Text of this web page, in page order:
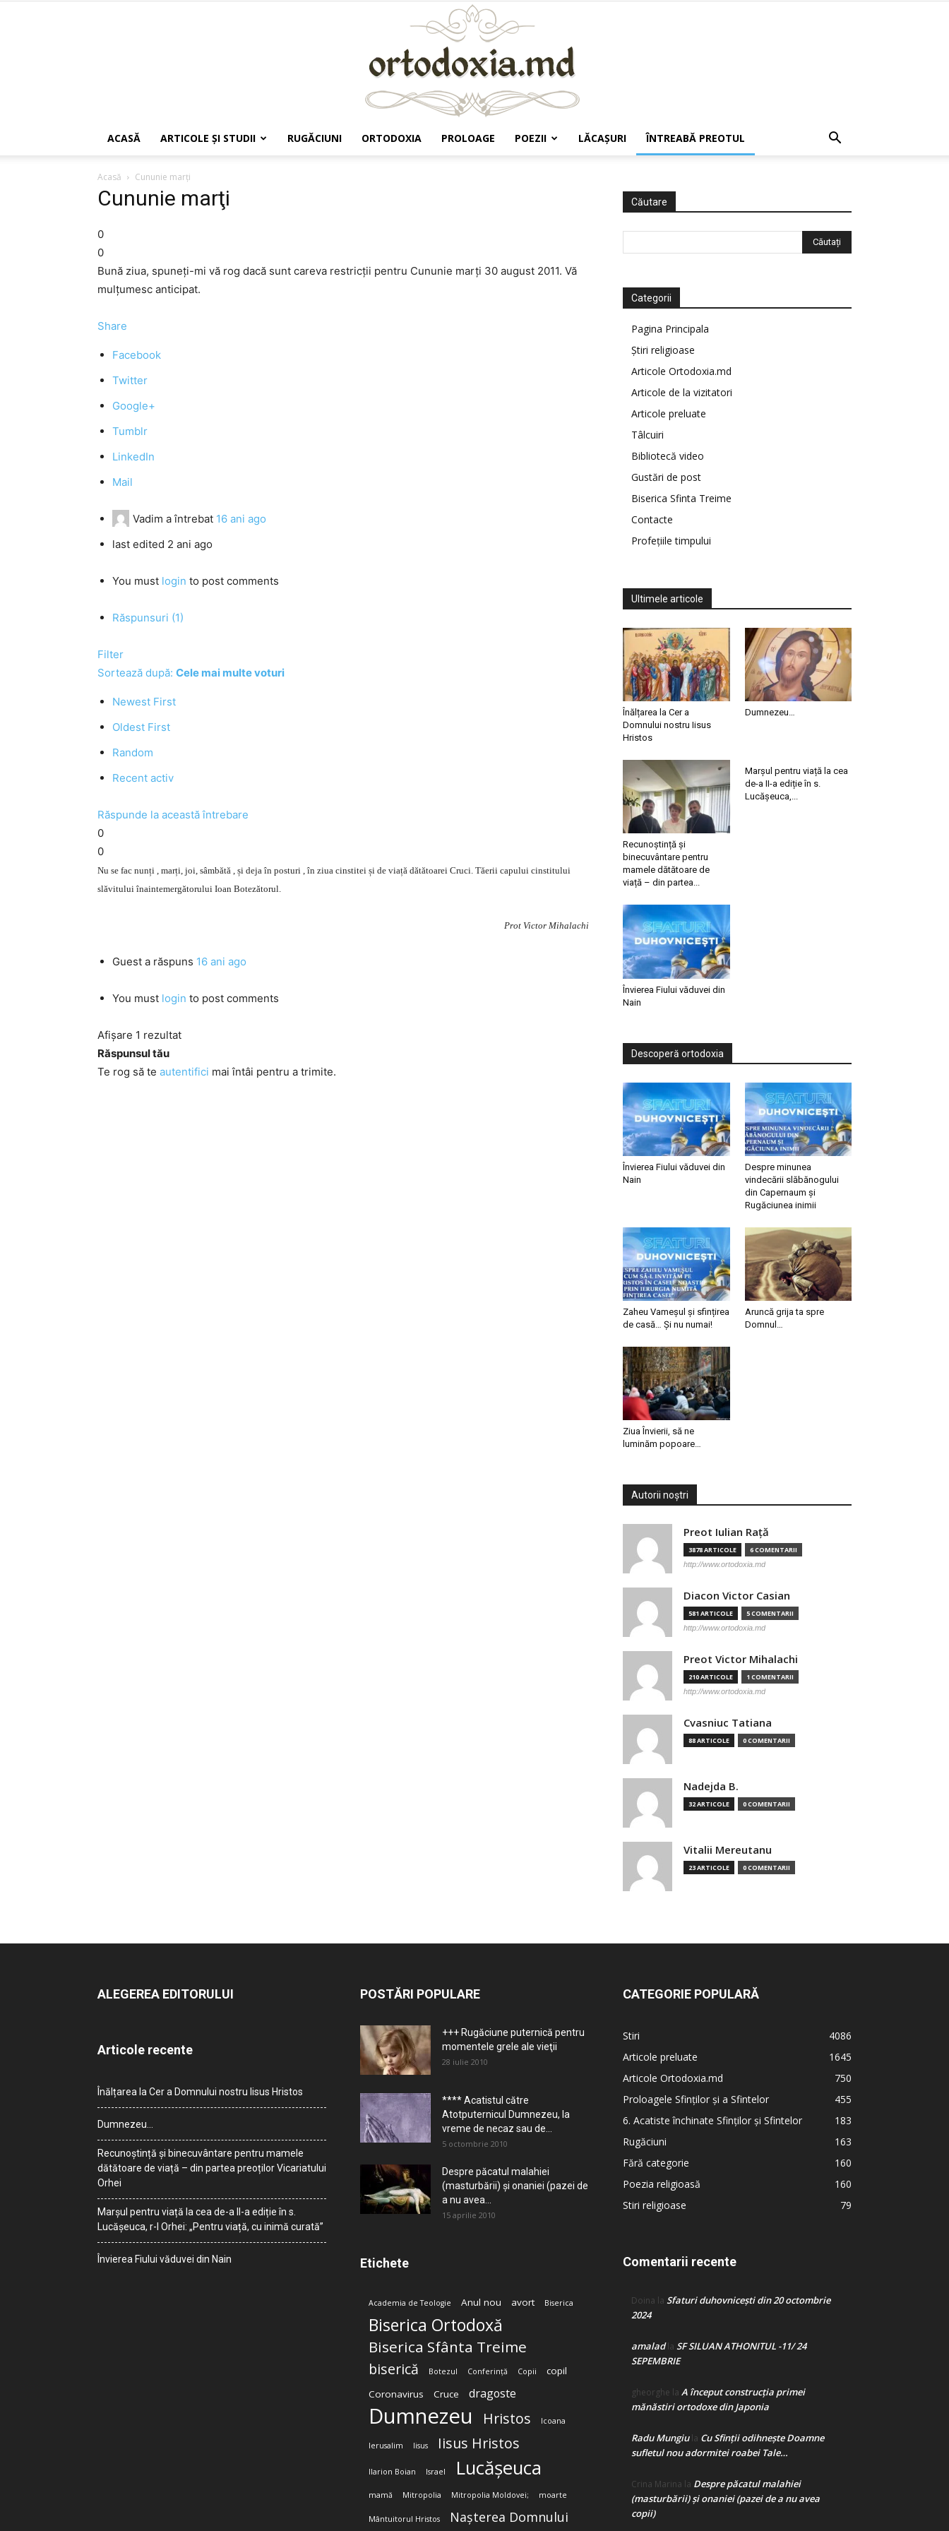
ACASĂ ARTICOLE ŞI STUDII RUGĂCIUNI ORTODOXIA PROLOAGE POEZII LĂCAŞURI ÎNTREABĂ PREOTUL
Acasă Cununie marţi
Cununie marţi
0
0
Bună ziua, spuneţi-mi vă rog dacă sunt careva restricţii pentru Cununie marţi 30 august 2011. Vă
mulţumesc anticipat.
Share
Facebook
Twitter
Google+
Tumblr
LinkedIn
Mail
Vadim a întrebat 16 ani ago
last edited 2 ani ago
You must login to post comments
Răspunsuri (1)
Filter
Sortează după: Cele mai multe voturi
Newest First
Oldest First
Random
Recent activ
Răspunde la această întrebare
0
0
Nu se fac nunți , marți, joi, sâmbătă , și deja în posturi , în ziua cinstitei și de viață dătătoarei Cruci. Tăerii capului cinstitului
slăvitului înaintemergătorului Ioan Botezătorul.
Prot Victor Mihalachi
Guest a răspuns 16 ani ago
You must login to post comments
Afișare 1 rezultat
Răspunsul tău
Te rog să te autentifici mai întâi pentru a trimite.
Căutare
Categorii
Pagina Principala
Știri religioase
Articole Ortodoxia.md
Articole de la vizitatori
Articole preluate
Tâlcuiri
Bibliotecă video
Gustări de post
Biserica Sfinta Treime
Contacte
Profețiile timpului
Ultimele articole
Înălțarea la Cer a
Domnului nostru Iisus
Hristos
Dumnezeu…
Recunoștință și
binecuvântare pentru
mamele dătătoare de
viață – din partea...
Marșul pentru viață la cea
de-a II-a ediție în s.
Lucășeuca,...
Învierea Fiului văduvei din
Nain
Descoperă ortodoxia
Învierea Fiului văduvei din
Nain
Despre minunea
vindecării slăbănogului
din Capernaum și
Rugăciunea inimii
Zaheu Vameșul și sfințirea
de casă… Și nu numai!
Aruncă grija ta spre
Domnul…
Ziua Învierii, să ne
luminăm popoare…
Autorii noștri
Preot Iulian Raţă
3878 ARTICOLE 6 COMENTARII
http://www.ortodoxia.md
Diacon Victor Casian
581 ARTICOLE 5 COMENTARII
http://www.ortodoxia.md
Preot Victor Mihalachi
210 ARTICOLE 1 COMENTARII
http://www.ortodoxia.md
Cvasniuc Tatiana
88 ARTICOLE 0 COMENTARII
Nadejda B.
32 ARTICOLE 0 COMENTARII
Vitalii Mereutanu
23 ARTICOLE 0 COMENTARII
ALEGEREA EDITORULUI
Articole recente
Înălțarea la Cer a Domnului nostru Iisus Hristos
Dumnezeu…
Recunoștință și binecuvântare pentru mamele
dătătoare de viață – din partea preoților Vicariatului
Orhei
Marșul pentru viață la cea de-a II-a ediție în s.
Lucășeuca, r-l Orhei: „Pentru viață, cu inimă curată”
Învierea Fiului văduvei din Nain
POSTĂRI POPULARE
+++ Rugăciune puternică pentru
momentele grele ale vieţii
28 iulie 2010
**** Acatistul către
Atotputernicul Dumnezeu, la
vreme de necaz sau de...
5 octombrie 2010
Despre păcatul malahiei
(masturbării) şi onaniei (pazei de
a nu avea...
15 aprilie 2010
Etichete
Academia de Teologie Anul nou avort Biserica
Biserica Ortodoxă
Biserica Sfânta Treime
biserică Botezul Conferință Copii
copil
Coronavirus
Cruce dragoste
Dumnezeu Hristos Icoana
Ierusalim Iisus Iisus Hristos
Ilarion Boian Israel Lucășeuca
mamă Mitropolia Mitropolia Moldovei; moarte
Mântuitorul Hristos Nașterea Domnului
CATEGORIE POPULARĂ
Stiri
4086
Articole preluate
1645
Articole Ortodoxia.md
750
Proloagele Sfinților și a Sfintelor
455
6. Acatiste închinate Sfinților și Sfintelor
183
Rugăciuni
163
Fără categorie
160
Poezia religioasă
160
Stiri religioase
79
Comentarii recente
Doina la Sfaturi duhovnicești din 20 octombrie
2024
amaladla SF SILUAN ATHONITUL -11/ 24
SEPEMBRIE
gheorghe la A început construcţia primei
mănăstiri ortodoxe din Japonia
Radu Mungiula Cu Sfinții odihnește Doamne
sufletul nou adormitei roabei Tale…
Crina Marina la Despre păcatul malahiei
(masturbării) şi onaniei (pazei de a nu avea
copii)